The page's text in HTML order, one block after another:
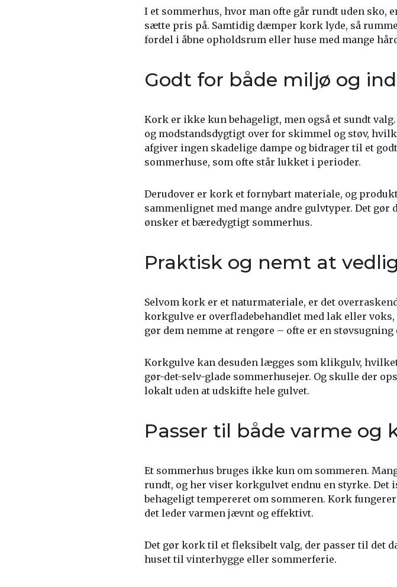
I et sommerhus, hvor man ofte går rundt uden sko,
sætte pris på. Samtidig dæmper kork lyde, så
fordel i åbne opholdsrum eller huse med mange
Godt for både miljø og
Kork er ikke kun behageligt, men også et sundt
og modstandsdygtigt over for skimmel og støv,
afgiver ingen skadelige dampe og bidrager til et
sommerhuse, som ofte står lukket i perioder.
Derudover er kork et fornybart materiale, og
sammenlignet med mange andre gulvtyper. Det
ønsker et bæredygtigt sommerhus.
Praktisk og nemt at
Selvom kork er et naturmateriale, er det
korkgulve er overfladebehandlet med lak eller
gør dem nemme at rengøre – ofte er en
Korkgulve kan desuden lægges som klikgulv,
gør-det-selv-glade sommerhusejer. Og skulle der
lokalt uden at udskifte hele gulvet.
Passer til både varme og
Et sommerhus bruges ikke kun om sommeren.
rundt, og her viser korkgulvet endnu en styrke. Det
behageligt tempereret om sommeren. Kork
det leder varmen jævnt og effektivt.
Det gør kork til et fleksibelt valg, der passer til det
huset til vinterhygge eller sommerferie.